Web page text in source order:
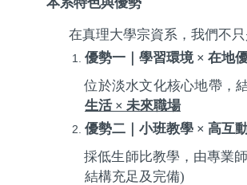
在真理大學宗資系，我們不
優勢一｜學習環境 × 在地
位於淡水文化核心地帶，
生活 × 未來職場
優勢二｜小班教學 × 高互
採低生師比教學，由專業
結構充足及完備)